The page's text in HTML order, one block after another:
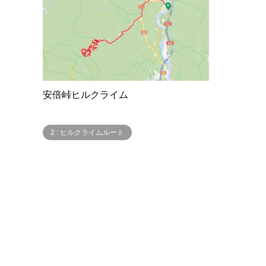
安倍峠ヒルクライム
2 : ヒルクライムルート